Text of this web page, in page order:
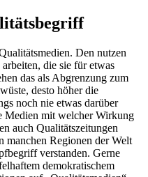
Den nutzen
die sie für etwas
das als Abgrenzung zum
desto höher die
noch nie etwas darüber
Medien mit welcher Wirkung
auch Qualitätszeitungen
manchen Regionen der Welt
verstanden. Gerne
demokratischem